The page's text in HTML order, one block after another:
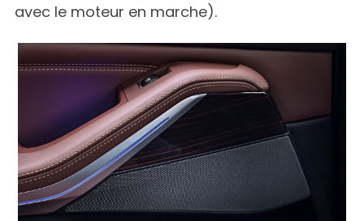
avec le moteur en marche).